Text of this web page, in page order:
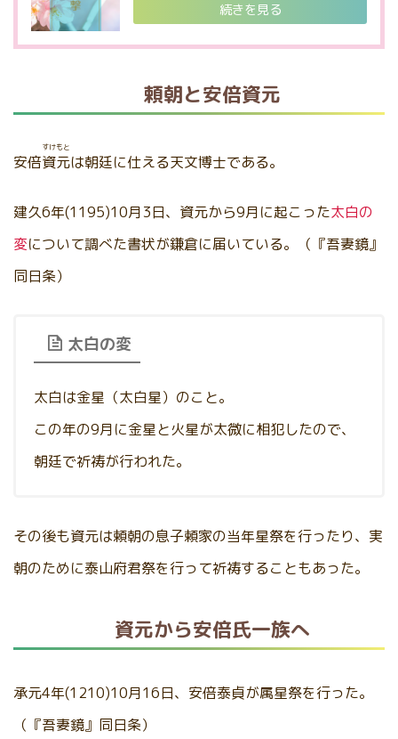
続きを見る
頼朝と安倍資元
安倍資元
すけもと
は朝廷に仕える天文博士である。
建久6年(1195)10月3日、資元から9月に起こった太白の
変について調べた書状が鎌倉に届いている。（『吾妻鏡』
同日条）
太白の変
太白は金星（太白星）のこと。
この年の9月に金星と火星が太微に相犯したので、
朝廷で祈祷が行われた。
その後も資元は頼朝の息子頼家の当年星祭を行ったり、実
朝のために泰山府君祭を行って祈祷することもあった。
資元から安倍氏一族へ
承元4年(1210)10月16日、安倍泰貞が属星祭を行った。
（『吾妻鏡』同日条）